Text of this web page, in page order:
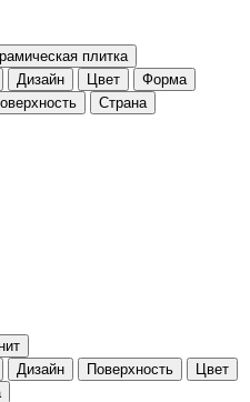
плитка
Дизайн Цвет
Форма
Страна
Дизайн Поверхность
Цвет